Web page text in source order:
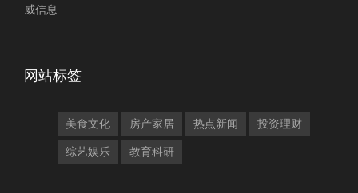
威信息
网站标签
美食文化 房产家居 热点新闻 投资理财
综艺娱乐 教育科研